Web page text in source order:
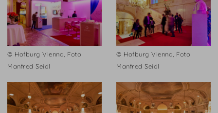
© Hofburg Vienna, Foto
Manfred Seidl
© Hofburg Vienna, Foto
Manfred Seidl